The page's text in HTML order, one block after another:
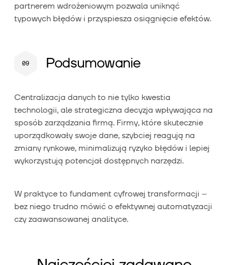
partnerem wdrożeniowym pozwala uniknąć
typowych błędów i przyspiesza osiągnięcie efektów.
Podsumowanie
Centralizacja danych to nie tylko kwestia
technologii, ale strategiczna decyzja wpływająca na
sposób zarządzania firmą. Firmy, które skutecznie
uporządkowały swoje dane, szybciej reagują na
zmiany rynkowe, minimalizują ryzyko błędów i lepiej
wykorzystują potencjał dostępnych narzędzi.
W praktyce to fundament cyfrowej transformacji –
bez niego trudno mówić o efektywnej automatyzacji
czy zaawansowanej analityce.